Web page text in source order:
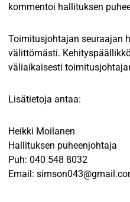
kommentoi hallituksen
Toimitusjohtajan seuraajan
välittömästi.
väliaikaisesti
Lisätietoja antaa:
Heikki Moilanen
Hallituksen puheenjohtaja
Puh: 040 548 8032
Email: